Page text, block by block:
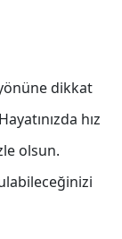
dikkat
hız
olsun.